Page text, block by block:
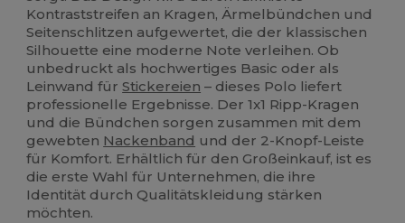
Kontraststreifen an Kragen, Ärmelbündchen und
Seitenschlitzen aufgewertet, die der klassischen
Silhouette eine moderne Note verleihen. Ob
unbedruckt als hochwertiges Basic oder als
Leinwand fürStickereien – dieses Polo liefert
professionelle Ergebnisse. Der 1x1 Ripp-Kragen
und die Bündchen sorgen zusammen mit dem
gewebten Nackenband und der 2-Knopf-Leiste
für Komfort. Erhältlich für den Großeinkauf, ist es
die erste Wahl für Unternehmen, die ihre
Identität durch Qualitätskleidung stärken
möchten.